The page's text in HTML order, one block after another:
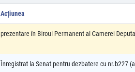
Acțiunea
prezentare în Biroul Permanent al Camerei
Înregistrat la Senat pentru dezbatere cu nr.b227